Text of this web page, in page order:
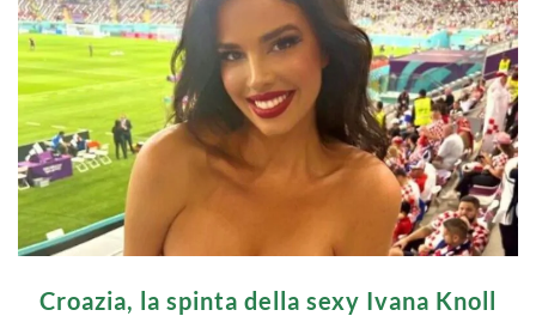
Croazia, la spinta della sexy Ivana Knoll